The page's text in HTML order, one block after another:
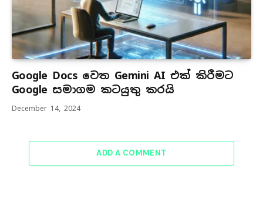
Google Docs වෙත Gemini AI එක් කිරීමට
Google සමාගම කටයුතු කරයි
December 14, 2024
ADD A COMMENT